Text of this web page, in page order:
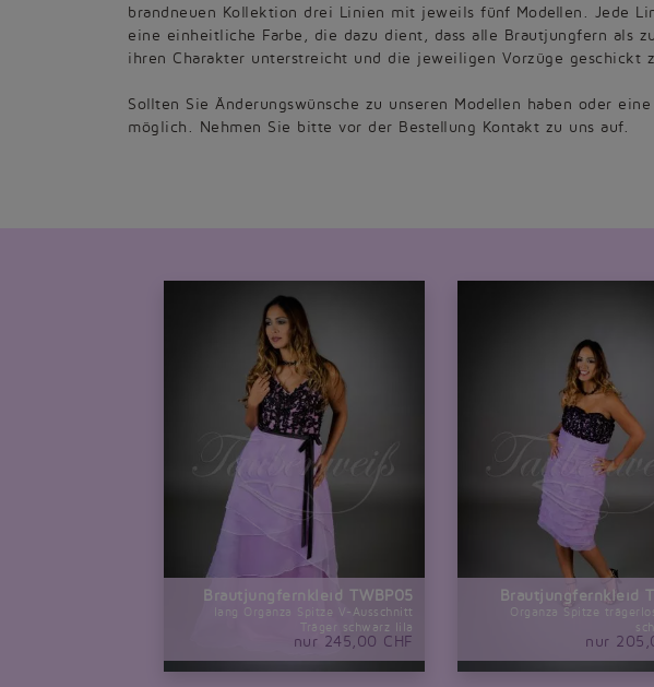
brandneuen Kollektion drei Linien mit jeweils fünf Modellen. Jede
eine einheitliche Farbe, die dazu dient, dass alle Brautjungfern als
ihren Charakter unterstreicht und die jeweiligen Vorzüge geschickt
Sollten Sie Änderungswünsche zu unseren Modellen haben oder
möglich. Nehmen Sie bitte vor der Bestellung Kontakt zu uns auf.
Brautjungfernkleid TWBP05
lang Organza Spitze V-Ausschnitt
Träger schwarz lila
nur 245,00 CHF
Brautjungfernkleid
Organza Spitze
nur